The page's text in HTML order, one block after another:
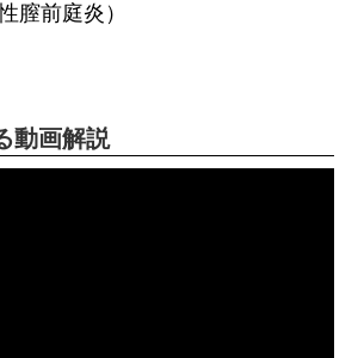
膣前庭炎）
動画解説